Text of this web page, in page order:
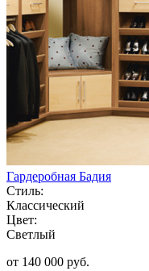
Гардеробная Бадия
Стиль:
Классический
Цвет:
Светлый
от 140 000 руб.